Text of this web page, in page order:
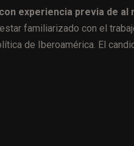
experiencia previa de
familiarizado con el
de Iberoamérica. El